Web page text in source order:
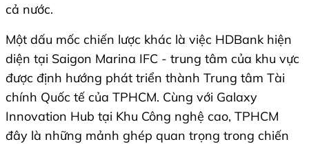
cả nước.
Một dấu mốc chiến lược khác là việc HDBank hiện
diện tại Saigon Marina IFC - trung tâm của khu vực
được định hướng phát triển thành Trung tâm Tài
chính Quốc tế của TPHCM. Cùng với Galaxy
Innovation Hub tại Khu Công nghệ cao, TPHCM
đây là những mảnh ghép quan trọng trong chiến